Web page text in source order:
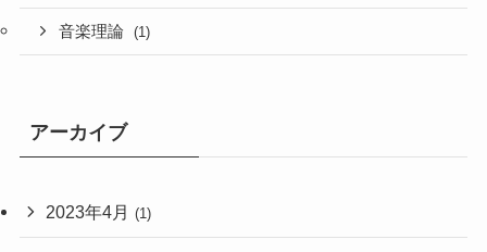
音楽理論 (1)
アーカイブ
2023年4月 (1)